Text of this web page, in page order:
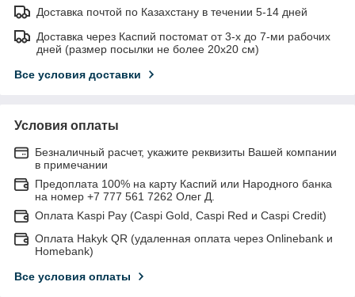
Доставка почтой по Казахстану в течении 5-14 дней
Доставка через Каспий постомат от 3-х до 7-ми рабочих
дней (размер посылки не более 20х20 см)
Все условия доставки
Условия оплаты
Безналичный расчет, укажите реквизиты Вашей компании
в примечании
Предоплата 100% на карту Каспий или Народного банка
на номер +7 777 561 7262 Олег Д.
Оплата Kaspi Pay (Caspi Gold, Caspi Red и Caspi Credit)
Оплата Hakyk QR (удаленная оплата через Onlinebank и
Homebank)
Все условия оплаты